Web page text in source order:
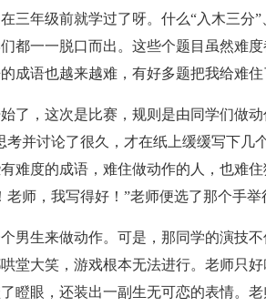
三年级前就学过了呀。什么“入木三分
都一一脱口而出。这些个题目虽然难
成语也越来越难，有好多题把我给难
了，这次是比赛，规则是由同学们做
考并讨论了很久，才在纸上缓缓写下几
难度的成语，难住做动作的人，也难
老师，我写得好！”老师便选了那个手举
男生来做动作。可是，那同学的演技
堂大笑，游戏根本无法进行。老师只
瞪眼，还装出一副生无可恋的表情。